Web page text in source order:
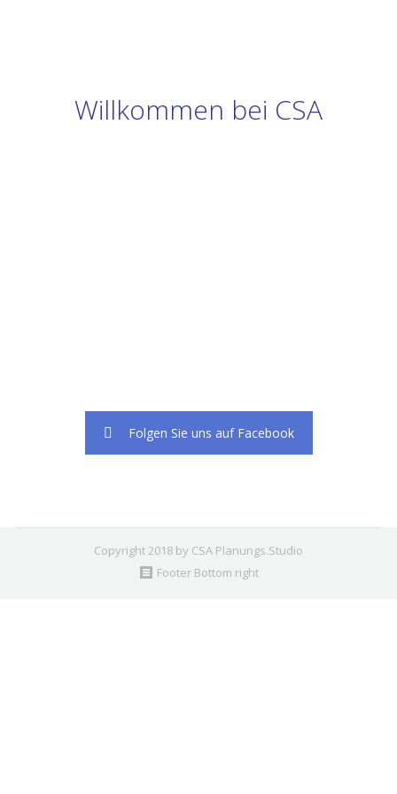
Willkommen bei CSA
Folgen Sie uns auf Facebook
Copyright 2018 by CSA Planungs.Studio
Footer Bottom right